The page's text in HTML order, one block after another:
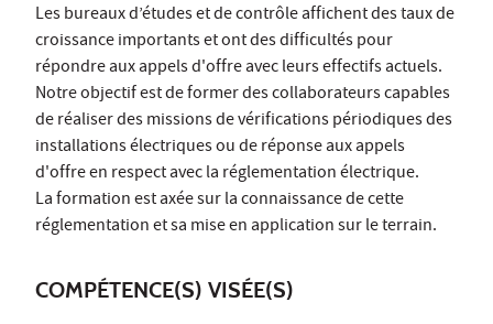
Les bureaux d’études et de contrôle affichent des taux de
croissance importants et ont des difficultés pour
répondre aux appels d'offre avec leurs effectifs actuels.
Notre objectif est de former des collaborateurs capables
de réaliser des missions de vérifications périodiques des
installations électriques ou de réponse aux appels
d'offre en respect avec la réglementation électrique.
La formation est axée sur la connaissance de cette
réglementation et sa mise en application sur le terrain.
COMPÉTENCE(S) VISÉE(S)